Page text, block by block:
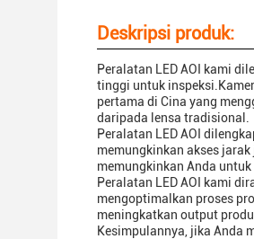
Deskripsi produk:
Peralatan LED AOI kami
tinggi untuk
pertama di Cina yang
daripada lensa tradisional.
Peralatan LED AOI
memungkinkan akses
memungkinkan Anda
Peralatan LED AOI kami
mengoptimalkan proses
meningkatkan output
Kesimpulannya, jika Anda